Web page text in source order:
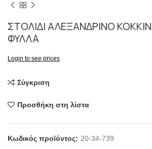
ΣΤΟΛΙΔΙ ΑΛΕΞΑΝΔΡΙΝΟ
ΦΥΛΛΑ
Login to see prices
Σύγκριση
Προσθήκη στη λίστα
Κωδικός προϊόντος: 20-34-739